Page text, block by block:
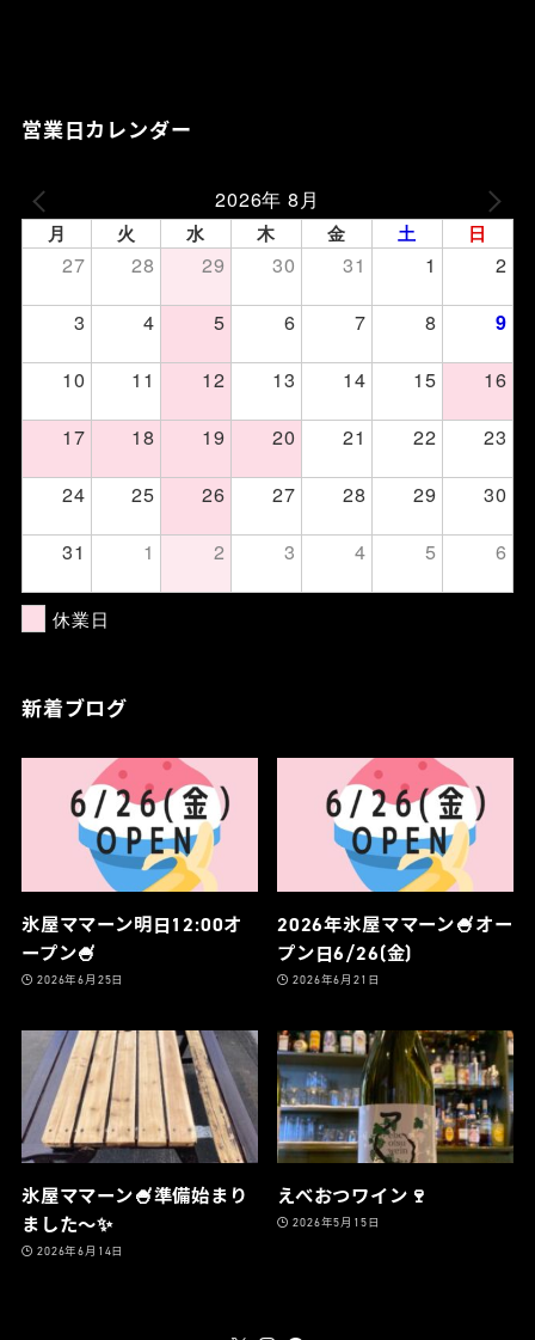
営業日カレンダー
2026年 8月
月 火 水 木 金 土 日
27 28 29 30 31 1
2
3
4 5 6 7 8 9
10 11 12 13 14 15
16
17
18 19 20 21 22
23
24
25 26 27 28 29
30
31
1 2 3 4 5 6
休業日
新着ブログ
氷屋ママーン明日12:00オ
ープン🍧
2026年6月25日
2026年氷屋ママーン🍧オー
プン日6/26(金)
2026年6月21日
氷屋ママーン🍧準備始まり
ました〜✨
2026年6月14日
えべおつワイン🍷
2026年5月15日